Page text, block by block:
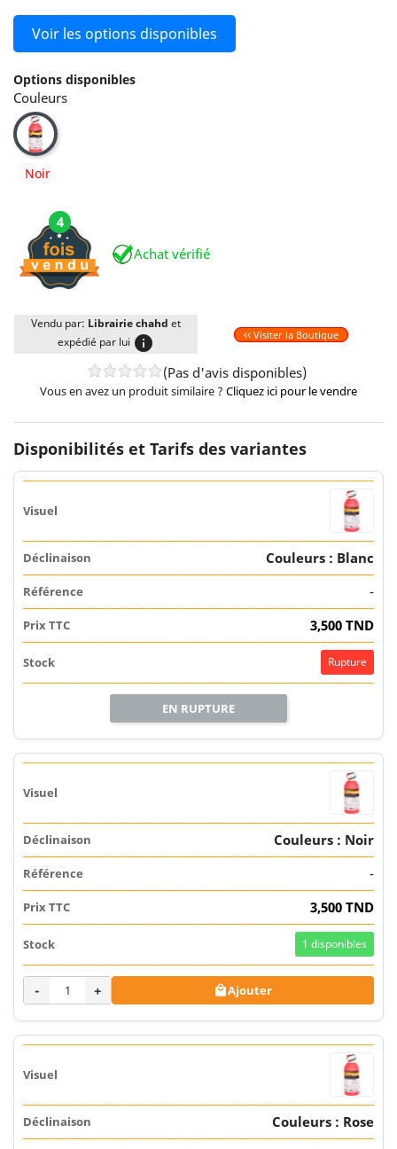
Voir les options disponibles
Options disponibles
Couleurs
Noir
Noir
4
Achat vérifié
Vendu par: Librairie chahd et
expédié par lui info Visiter la Boutique
(Pas d'avis disponibles)
Vous en avez un produit similaire ? Cliquez ici pour le vendre
Disponibilités et Tarifs des variantes
Couleurs : Blanc
-
3,500 TND
Rupture
EN RUPTURE
Couleurs : Noir
-
3,500 TND
1 disponibles
- + Ajouter
Couleurs : Rose